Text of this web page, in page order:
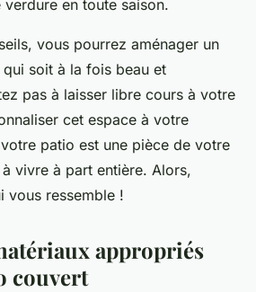
en toute saison.
vous pourrez aménager un
soit à la fois beau et
pas à laisser libre cours à votre
cet espace à votre
patio est une pièce de votre
vivre à part entière. Alors,
vous ressemble !
appropriés
couvert